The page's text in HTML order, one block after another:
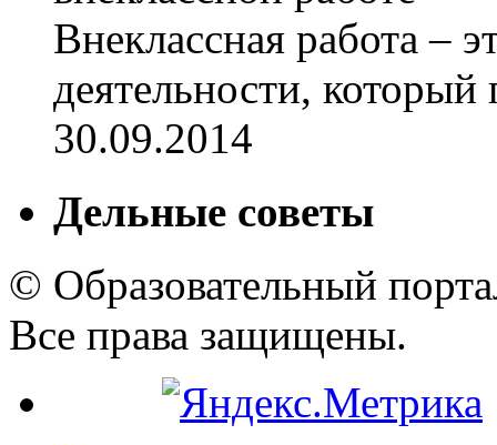
Внеклассная работа –
деятельности, который
30.09.2014
Дельные советы
© Образовательный
Все права защищены.